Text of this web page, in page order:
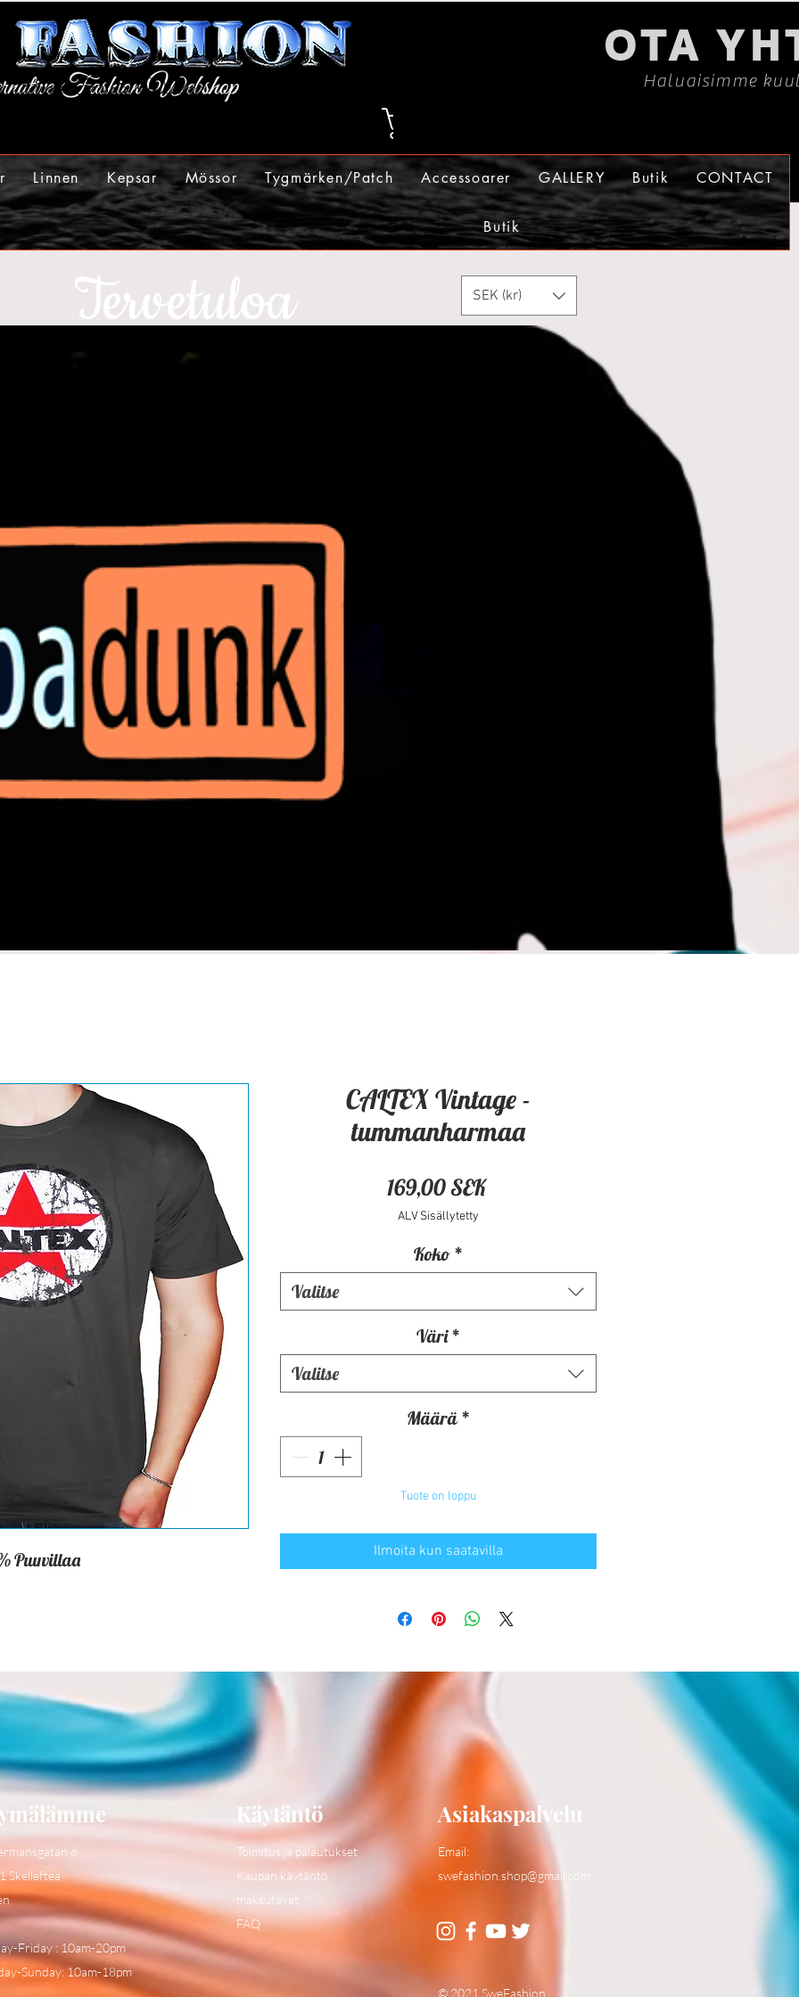
OTA
Haluaisimme
Linnen Kepsar Mössor Tygmärken/Patch Accessoarer GALLERY Butik CONTACT
Butik
Tervetuloa SEK (kr)
Puuvillaa
CALTEX Vintage -
tummanharmaa
169,00 SEKHinta
ALV Sisällytetty
Koko *
Valitse
Väri *
Valitse
Määrä *
Tuote on loppu
Ilmoita kun saatavilla
6
Skelleftea
Friday : 10am-20pm
Sunday: 10am-18pm
Käytäntö
Toimitus ja palautukset
Kaupan käytäntö
maksutavat
FAQ
Asiakaspalvelu
Email:
swefashion.shop@gmail.com
© 2021 SweFashion